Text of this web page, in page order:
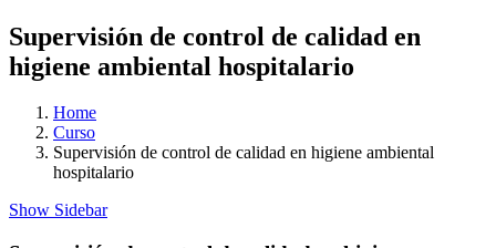
Supervisión de control de calidad en
higiene ambiental hospitalario
Home
Curso
Supervisión de control de calidad en higiene ambiental
hospitalario
Show Sidebar